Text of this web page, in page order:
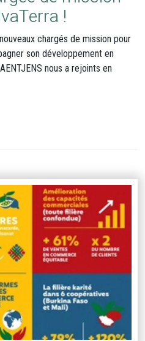
!
chargés de mission pour
son développement en
nous a rejoints en